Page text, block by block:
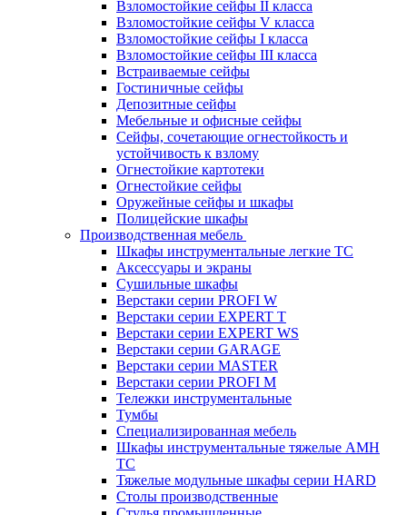
Взломостойкие сейфы II класса
Взломостойкие сейфы V класса
Взломостойкие сейфы I класса
Взломостойкие сейфы III класса
Встраиваемые сейфы
Гостиничные сейфы
Депозитные сейфы
Мебельные и офисные сейфы
Сейфы, сочетающие огнестойкость и
устойчивость к взлому
Огнестойкие картотеки
Огнестойкие сейфы
Оружейные сейфы и шкафы
Полицейские шкафы
Производственная мебель
Шкафы инструментальные легкие ТС
Аксессуары и экраны
Cушильные шкафы
Верстаки серии PROFI W
Верстаки серии EXPERT T
Верстаки серии EXPERT WS
Верстаки серии GARAGE
Верстаки серии MASTER
Верстаки серии PROFI M
Тележки инструментальные
Тумбы
Cпециализированная мебель
Шкафы инструментальные тяжелые AMH
TC
Тяжелые модульные шкафы серии HARD
Столы производственные